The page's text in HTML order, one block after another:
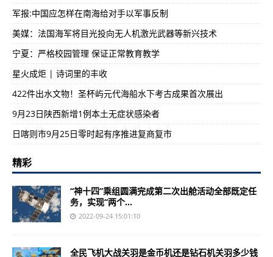
军报:中国应怎样在南海给对手以军事反制
美媒：法国海军将目光投向无人机激光武器等新兴技术
宁夏：严格校园管理 保证正常教育教学
星火成炬 | 诗词里的丰收
422件出水文物！圣杯屿元代海船水下考古成果首次展出
9月23日陕西新增1例本土无症状感染者
日喀则市9月25日零时起有序推进复商复市
精彩
“神十四”乘组圆满完成第二次出舱活动全部既定任
务，实现“两个...
2022-09-24 15:01:10
全民飞机大战关羽是金币机还是钻石机关羽多少钱